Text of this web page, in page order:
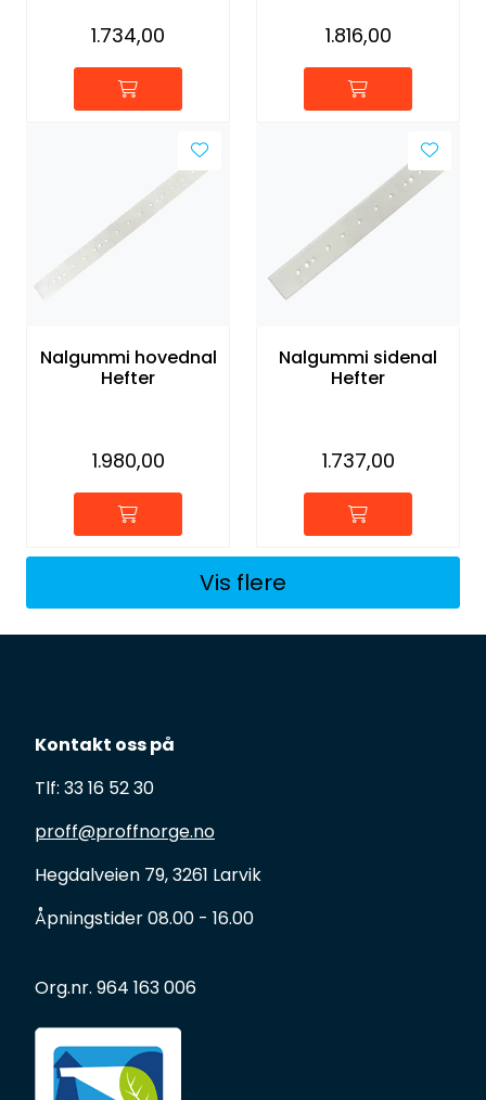
1.734,00 1.816,00
Nalgummi hovednal
Hefter
1.980,00
Nalgummi sidenal
Hefter
1.737,00
Vis flere
Kontakt oss på
Tlf: 33 16 52 30
proff@proffnorge.no
Hegdalveien 79, 3261 Larvik
Åpningstider 08.00 - 16.00
Org.nr. 964 163 006